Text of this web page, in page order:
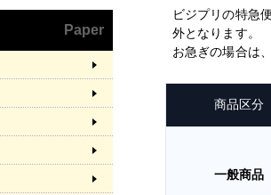
ビジプリの特急
外となります。
お急ぎの場合は
商品区分
一般商品
Paper